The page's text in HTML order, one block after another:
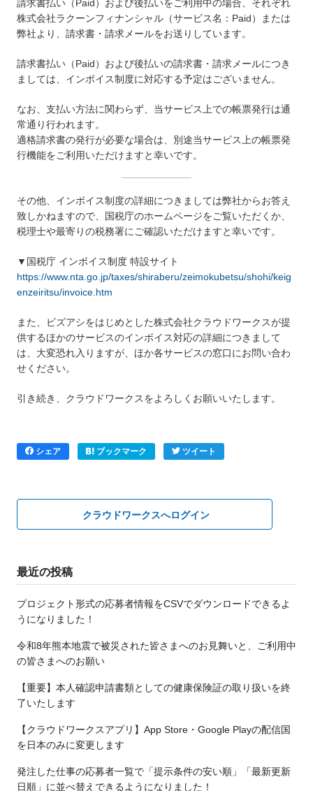
請求書払い（Paid）および後払いをご利用中の場合、それぞれ
株式会社ラクーンフィナンシャル（サービス名：Paid）または
弊社より、請求書・請求メールをお送りしています。
請求書払い（Paid）および後払いの請求書・請求メールにつき
ましては、インボイス制度に対応する予定はございません。
なお、支払い方法に関わらず、当サービス上での帳票発行は通
常通り行われます。
適格請求書の発行が必要な場合は、別途当サービス上の帳票発
行機能をご利用いただけますと幸いです。
その他、インボイス制度の詳細につきましては弊社からお答え
致しかねますので、国税庁のホームページをご覧いただくか、
税理士や最寄りの税務署にご確認いただけますと幸いです。
▼国税庁 インボイス制度 特設サイト
https://www.nta.go.jp/taxes/shiraberu/zeimokubetsu/shohi/keig
enzeiritsu/invoice.htm
また、ビズアシをはじめとした株式会社クラウドワークスが提
供するほかのサービスのインボイス対応の詳細につきまして
は、大変恐れ入りますが、ほか各サービスの窓口にお問い合わ
せください。
引き続き、クラウドワークスをよろしくお願いいたします。
シェア ブックマーク ツイート
クラウドワークスへログイン
最近の投稿
プロジェクト形式の応募者情報をCSVでダウンロードできるよ
うになりました！
令和8年熊本地震で被災された皆さまへのお見舞いと、ご利用中
の皆さまへのお願い
【重要】本人確認申請書類としての健康保険証の取り扱いを終
了いたします
【クラウドワークスアプリ】App Store・Google Playの配信国
を日本のみに変更します
発注した仕事の応募者一覧で「提示条件の安い順」「最新更新
日順」に並べ替えできるようになりました！